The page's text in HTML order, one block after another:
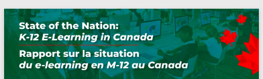
Skip
to
content